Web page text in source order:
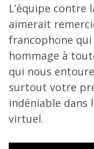
L’équipe contre
aimerait
francophone
hommage à
qui nous
surtout votre
indéniable dans
virtuel.